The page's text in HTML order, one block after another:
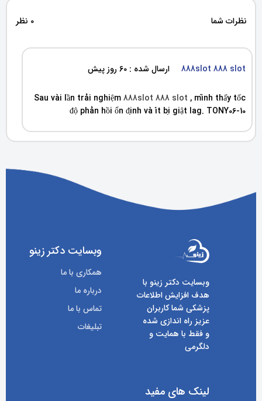
نظرات شما 0 نظر
888slot 888 slot ارسال شده : 60 روز پیش
Sau vài lần trải nghiệm888slot 888 slot , mình thấy tốc
độ phản hồi ổn định và ít bị giật lag. TONY06-10
وبسایت دکتر زینو با
هدف افزایش اطلاعات
پزشکی شما کاربران
عزیز راه اندازی شده
و فقط با همایت و
دلگرمی
وبسایت دکتر زینو
همکاری با ما
درباره ما
تماس با ما
تبلیغات
لینک های مفید